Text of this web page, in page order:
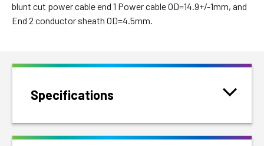
blunt cut power cable end 1 Power cable OD=14.9+/-1mm, and
End 2 conductor sheath OD=4.5mm.
Specifications